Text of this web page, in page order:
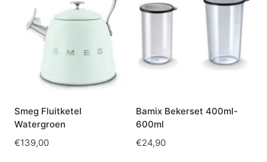
Smeg Fluitketel
Watergroen
€139,00
Bamix Bekerset 400ml-
600ml
€24,90